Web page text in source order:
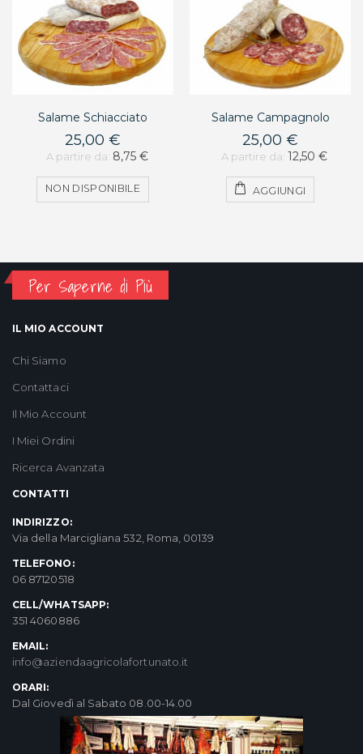
Salame Schiacciato
25,00 €
A partire da: 8,75 €
NON DISPONIBILE
Salame Campagnolo
25,00 €
A partire da: 12,50 €
AGGIUNGI
Per Saperne di Più
IL MIO ACCOUNT
Chi Siamo
Contattaci
Il Mio Account
I Miei Ordini
Ricerca Avanzata
CONTATTI
INDIRIZZO:
Via della Marcigliana 532, Roma, 00139
TELEFONO:
06 87120518
CELL/WHATSAPP:
351 4060886
EMAIL:
info@aziendaagricolafortunato.it
ORARI:
Dal Giovedì al Sabato 08.00-14.00